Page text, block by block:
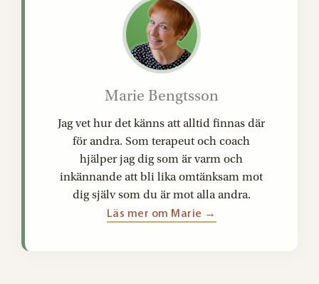
Marie Bengtsson
Jag vet hur det känns att alltid finnas där
för andra. Som terapeut och coach
hjälper jag dig som är varm och
inkännande att bli lika omtänksam mot
dig själv som du är mot alla andra.
Läs mer om Marie →